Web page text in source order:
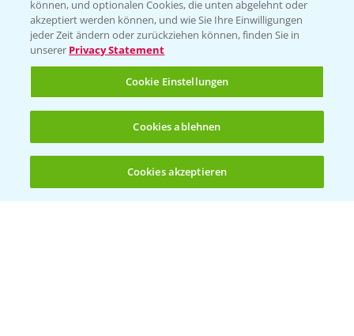
6:11
Standortreport Einbeck - Fungizidstrategien
im Vergleich
(noch 4)
können, und optionalen Cookies, die unten abgelehnt oder
akzeptiert werden können, und wie Sie Ihre Einwilligungen
jeder Zeit ändern oder zurückziehen können, finden Sie in
unserer Privacy Statement
Cookie Einstellungen
Cookies ablehnen
Cookies akzeptieren